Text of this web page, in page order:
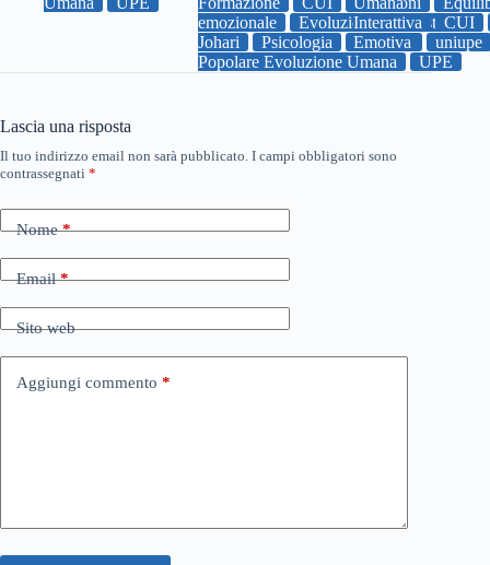
emozionale
Evoluzione
finestra di
Johari
Psicologia relazioni
uniupe
Popolare Evoluzione Umana
UPE
Interattiva
CUI
Emotiva
Lascia una risposta
Il tuo indirizzo email non sarà pubblicato. I campi obbligatori sono
contrassegnati *
Nome*
Email*
Sito web
Aggiungi commento *